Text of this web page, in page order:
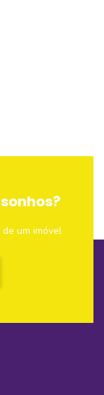
um imóvel